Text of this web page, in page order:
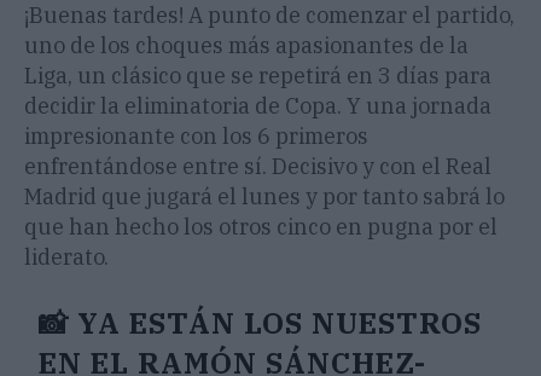
¡Buenas tardes! A punto de comenzar el partido,
uno de los choques más apasionantes de la
Liga, un clásico que se repetirá en 3 días para
decidir la eliminatoria de Copa. Y una jornada
impresionante con los 6 primeros
enfrentándose entre sí. Decisivo y con el Real
Madrid que jugará el lunes y por tanto sabrá lo
que han hecho los otros cinco en pugna por el
liderato.
📸 YA ESTÁN LOS NUESTROS
EN EL RAMÓN SÁNCHEZ-